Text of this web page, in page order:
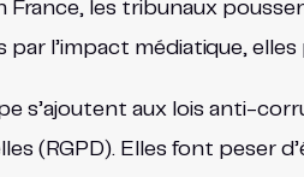
France, les tribunaux
l’impact médiatique,
s’ajoutent aux lois anti-
(RGPD). Elles font peser